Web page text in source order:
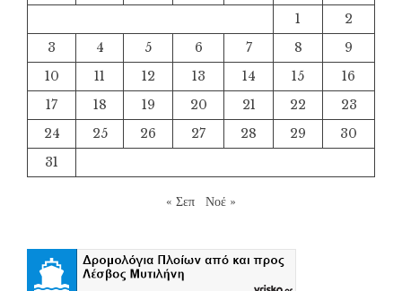
1
2
3
4 5 6 7 8
9
10
11 12 13 14 15
16
17
18 19 20 21 22
23
24
25 26 27 28 29
30
31
« Σεπ Νοέ »